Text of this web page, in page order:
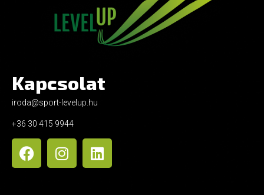
Kapcsolat
iroda@sport-levelup.hu
+36 30 415 9944